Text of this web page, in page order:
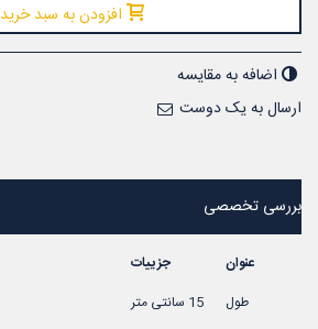
افزودن به سبد خرید
اضافه به مقایسه
ارسال به یک دوست
بررسی تخصصی
عنوان
جزییات
طول
15 سانتی متر